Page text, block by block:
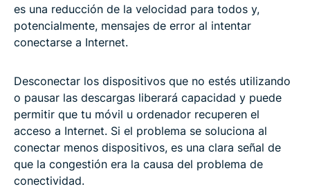
es una reducción de la velocidad para todos y,
potencialmente, mensajes de error al intentar
conectarse a Internet.
Desconectar los dispositivos que no estés utilizando
o pausar las descargas liberará capacidad y puede
permitir que tu móvil u ordenador recuperen el
acceso a Internet. Si el problema se soluciona al
conectar menos dispositivos, es una clara señal de
que la congestión era la causa del problema de
conectividad.